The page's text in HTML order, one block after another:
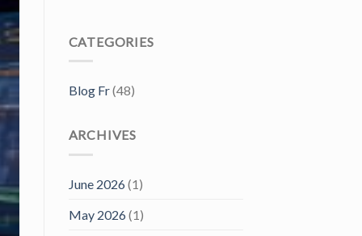
CATEGORIES
Blog Fr(48)
ARCHIVES
June 2026(1)
May 2026(1)